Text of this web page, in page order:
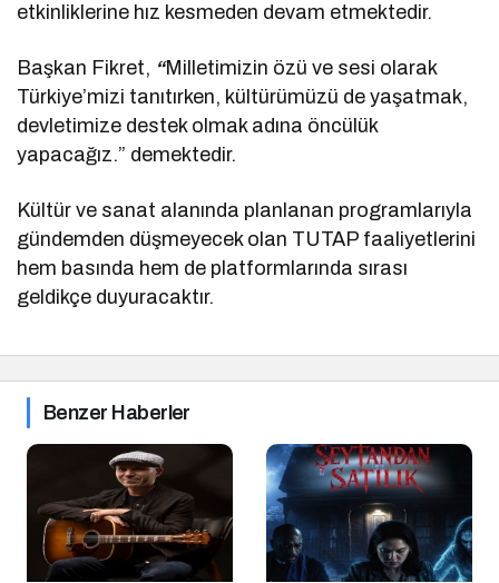
etkinliklerine hız kesmeden devam etmektedir.
Başkan Fikret, “Milletimizin özü ve sesi olarak
Türkiye’mizi tanıtırken, kültürümüzü de yaşatmak,
devletimize destek olmak adına öncülük
yapacağız.” demektedir.
Kültür ve sanat alanında planlanan programlarıyla
gündemden düşmeyecek olan TUTAP faaliyetlerini
hem basında hem de platformlarında sırası
geldikçe duyuracaktır.
Benzer Haberler